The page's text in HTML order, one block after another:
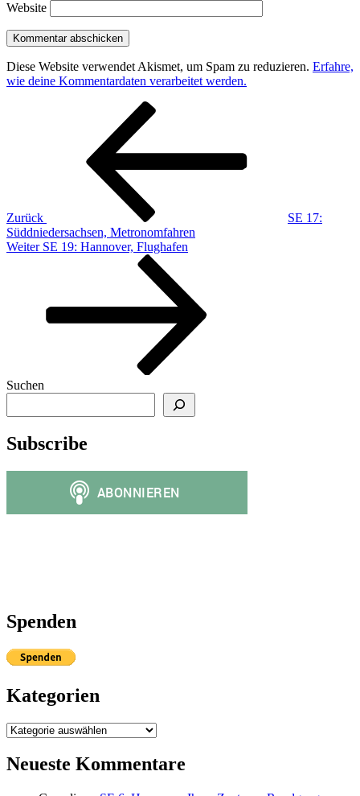
Website
Diese Website verwendet Akismet, um Spam zu reduzieren. Erfahre,
wie deine Kommentardaten verarbeitet werden.
Beitragsnavigation
Zurück
SE 17:
Süddniedersachsen, Metronomfahren
Nächster
Weiter SE 19: Hannover, Flughafen
Suchen
Subscribe
Spenden
Kategorien
Kategorien
Neueste Kommentare